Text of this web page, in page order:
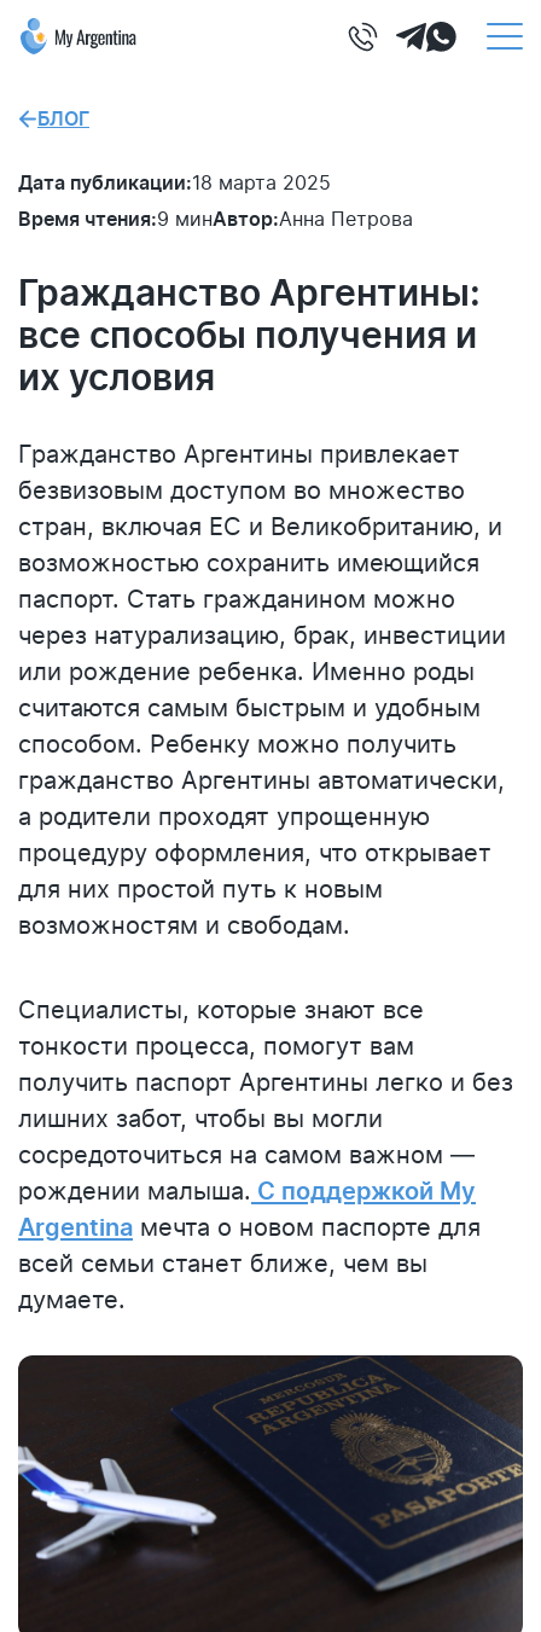
БЛОГ
Дата публикации:18 марта 2025
Время чтения:9 минАвтор:Анна Петрова
Гражданство Аргентины:
все способы получения и
их условия
Гражданство Аргентины привлекает
безвизовым доступом во множество
стран, включая ЕС и Великобританию, и
возможностью сохранить имеющийся
паспорт. Стать гражданином можно
через натурализацию, брак, инвестиции
или рождение ребенка. Именно роды
считаются самым быстрым и удобным
способом. Ребенку можно получить
гражданство Аргентины автоматически,
а родители проходят упрощенную
процедуру оформления, что открывает
для них простой путь к новым
возможностям и свободам.
Специалисты, которые знают все
тонкости процесса, помогут вам
получить паспорт Аргентины легко и без
лишних забот, чтобы вы могли
сосредоточиться на самом важном —
рождении малыша. С поддержкой My
Argentina мечта о новом паспорте для
всей семьи станет ближе, чем вы
думаете.